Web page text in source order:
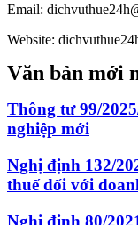
Email:
Website:
Văn bản mới
Thông tư 99/
nghiệp mới
Nghị định 132/
thuế đối với
Nghị định 80/